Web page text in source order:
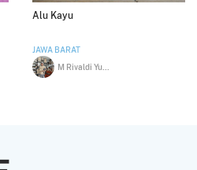
Alu Kayu
JAWA BARAT